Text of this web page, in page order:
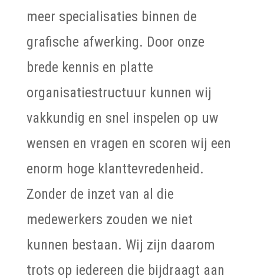
meer specialisaties binnen de
grafische afwerking. Door onze
brede kennis en platte
organisatiestructuur kunnen wij
vakkundig en snel inspelen op uw
wensen en vragen en scoren wij een
enorm hoge klanttevredenheid.
Zonder de inzet van al die
medewerkers zouden we niet
kunnen bestaan. Wij zijn daarom
trots op iedereen die bijdraagt aan